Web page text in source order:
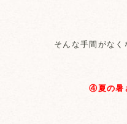
そんな手間がな
④夏の暑